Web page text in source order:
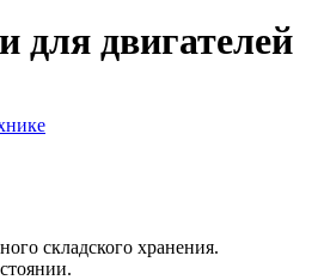
двигателей
складского хранения.